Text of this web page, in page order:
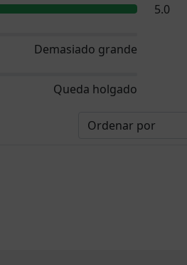
5.0
Demasiado grande
Queda holgado